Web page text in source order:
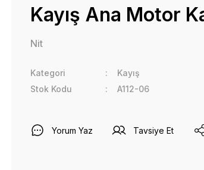
Kayış Ana Motor
Nit
Kategori
Kayış
Stok Kodu
A112-06
Yorum Yaz Tavsiye Et